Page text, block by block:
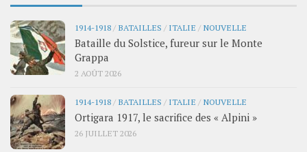
1914-1918 / BATAILLES / ITALIE / NOUVELLE
Bataille du Solstice, fureur sur le Monte
Grappa
2 AOÛT 2026
1914-1918 / BATAILLES / ITALIE / NOUVELLE
Ortigara 1917, le sacrifice des « Alpini »
26 JUILLET 2026